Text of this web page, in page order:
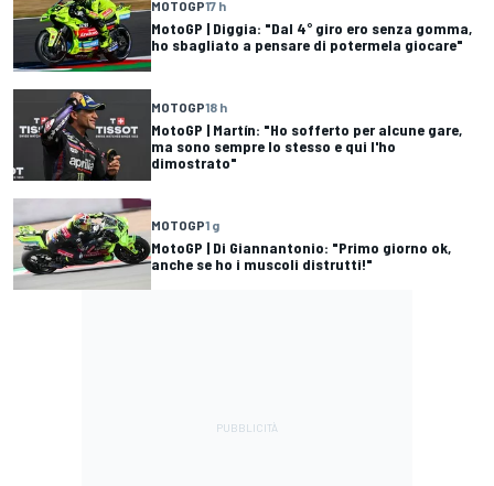
MOTOGP17 h
MotoGP | Diggia: "Dal 4° giro ero senza gomma,
ho sbagliato a pensare di potermela giocare"
MOTOGP18 h
MotoGP | Martín: "Ho sofferto per alcune gare,
ma sono sempre lo stesso e qui l'ho
dimostrato"
MOTOGP1 g
MotoGP | Di Giannantonio: "Primo giorno ok,
anche se ho i muscoli distrutti!"